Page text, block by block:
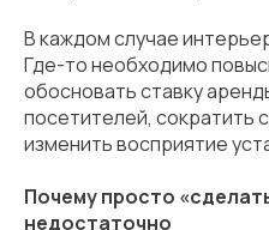
В каждом случае
Где-то необходимо
обосновать ставку
посетителей, сократить
изменить восприятие
Почему просто
недостаточно